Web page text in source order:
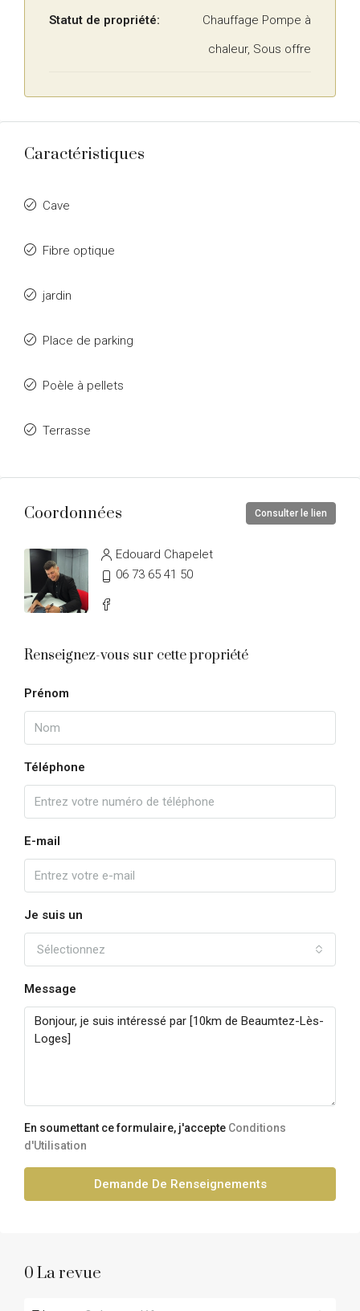
Statut de propriété:
Chauffage Pompe à
chaleur, Sous offre
Caractéristiques
Cave
Fibre optique
jardin
Place de parking
Poèle à pellets
Terrasse
Coordonnées Consulter le lien
Edouard Chapelet
06 73 65 41 50
Renseignez-vous sur cette propriété
Prénom
Téléphone
E-mail
Je suis un
Sélectionnez
Message
En soumettant ce formulaire, j'accepte Conditions
d'Utilisation
Demande De Renseignements
0 La revue